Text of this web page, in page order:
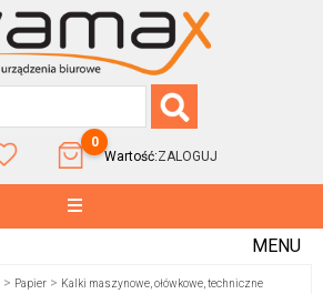
0
Wartość:ZALOGUJ
MENU
> Papier > Kalki maszynowe, ołówkowe, techniczne